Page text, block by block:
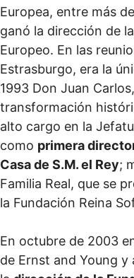
Europea, entre más
ganó la dirección de
Europeo. En las
Estrasburgo, era la
1993 Don Juan
transformación
alto cargo en la
como primera
Casa de S.M. el Rey;
Familia Real, que se
la Fundación Reina
En octubre de 2003
de Ernst and Young y